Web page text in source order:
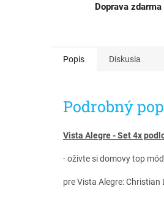
Doprava
Popis Diskusia
Podrobný
Vista Alegre - Set 4x
- oživte si domovy top
preVista Alegre: Christian